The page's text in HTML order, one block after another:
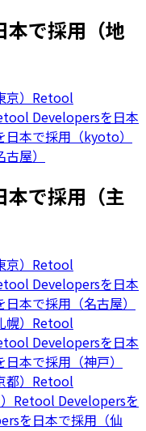
で採用（地
） Retool
Developersを日本
本で採用（kyoto）
屋）
で採用（主
） Retool
Developersを日本
本で採用（名古屋）
） Retool
Developersを日本
本で採用（神戸）
） Retool
Retool Developersを
を日本で採用（仙